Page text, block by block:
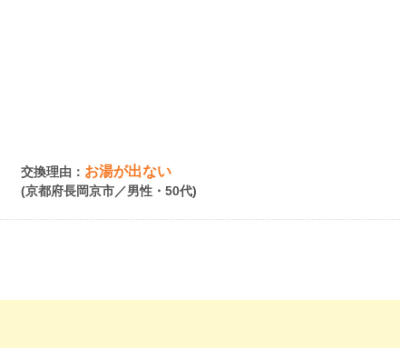
交換理由： お湯が出ない
(京都府長岡京市／男性・50代)